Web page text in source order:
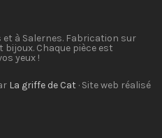
et à Salernes. Fabrication sur
Chaque pièce est
yeux !
La griffe de Cat · Site web réalisé